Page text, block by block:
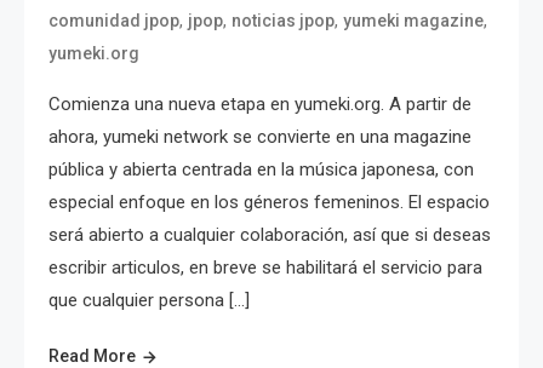
comunidad jpop, jpop, noticias jpop,yumeki magazine,
yumeki.org
Comienza una nueva etapa en yumeki.org. A partir de
ahora, yumeki network se convierte en una magazine
pública y abierta centrada en la música japonesa, con
especial enfoque en los géneros femeninos. El espacio
será abierto a cualquier colaboración, así que si deseas
escribir articulos, en breve se habilitará el servicio para
que cualquier persona […]
Read More